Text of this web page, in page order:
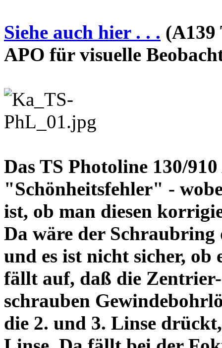
Siehe auch hier . . . (A139
APO für visuelle
Das TS Photoline 130/
"Schönheitsfehler" -
ist, ob man diesen
Da wäre der
und es ist nicht sicher,
fällt auf, daß die Zentrier-
schrauben
die 2. und 3. Linse